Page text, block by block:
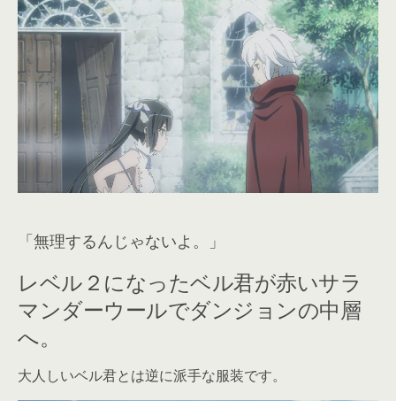
「無理するんじゃないよ。」
レベル２になったベル君が赤いサラ
マンダーウールでダンジョンの中層
へ。
大人しいベル君とは逆に派手な服装です。